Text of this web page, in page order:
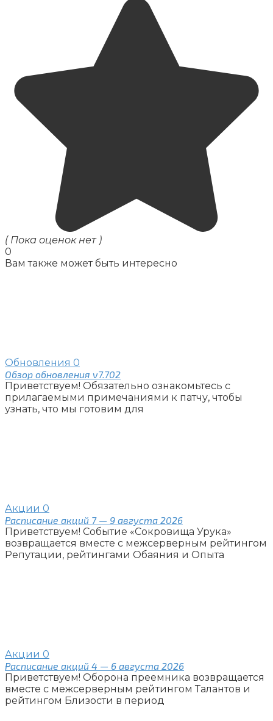
( Пока оценок нет )
0
Вам также может быть интересно
Обновления 0
Обзор обновления v7.702
Приветствуем! Обязательно ознакомьтесь с
прилагаемыми примечаниями к патчу, чтобы
узнать, что мы готовим для
Акции 0
Расписание акций 7 — 9 августа 2026
Приветствуем! Событие «Сокровища Урука»
возвращается вместе с межсерверным рейтингом
Репутации, рейтингами Обаяния и Опыта
Акции 0
Расписание акций 4 — 6 августа 2026
Приветствуем! Оборона преемника возвращается
вместе с межсерверным рейтингом Талантов и
рейтингом Близости в период